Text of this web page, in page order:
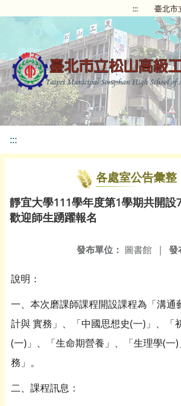
::: 臺北市
:::
各處室公告彙整
靜宜大學111學年度第1學期共開設
歡迎師生踴躍報名
發
發布單位： 圖書館 |
說明：
一、本次磨課師課程開設課程為「溝通
計與 實務」、「中國思想史(一)」、「
(一)」、「生命期營養」、「生理學(一
務」。
二、課程訊息：